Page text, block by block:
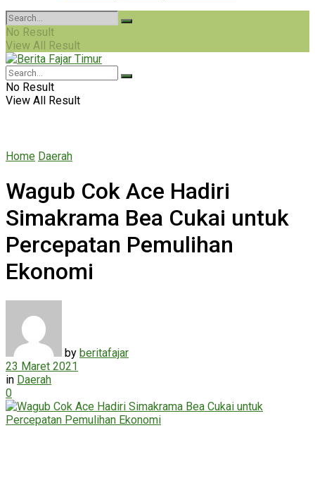
No Result
View All Result
No Result
View All Result
Home Daerah
Wagub Cok Ace Hadiri
Simakrama Bea Cukai untuk
Percepatan Pemulihan
Ekonomi
by beritafajar
23 Maret 2021
in Daerah
0